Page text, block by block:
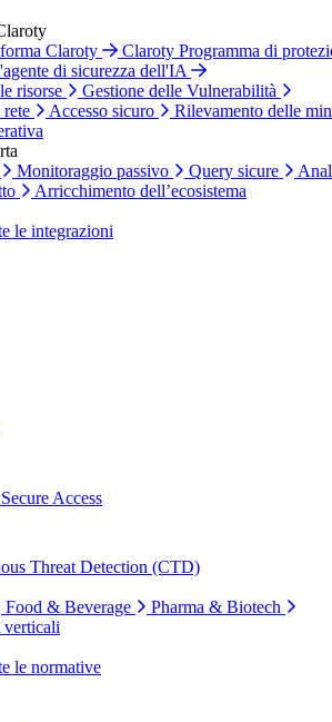
Claroty
Claroty Programma di
di sicurezza dell'IA
risorse
Gestione delle Vulnerabilità
Accesso sicuro
Rilevamento delle
Monitoraggio passivo Query sicure
Arricchimento dell’ecosistema
le integrazioni
Access
Threat Detection (CTD)
Food & Beverage
Pharma & Biotech
le normative